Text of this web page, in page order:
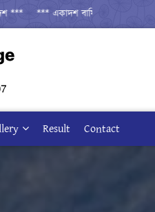
*** একাদশ বার্ষিক পরীক্ষা-২০২৬ ***
Result Contact